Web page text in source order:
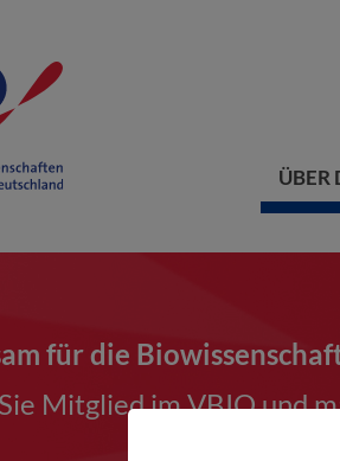
ÜBER
für die
Mitglied im VBIO und